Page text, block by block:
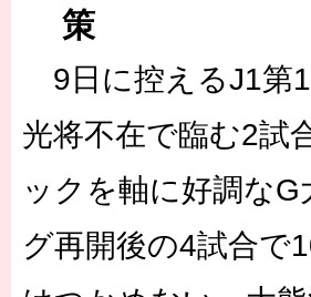
［3222号］史上最大のW杯開幕 注目は「
長谷川 アーリアジャスールさんがシン
策
9日に控えるJ1第
光将不在で臨む2試
ックを軸に好調な
グ再開後の4試合で